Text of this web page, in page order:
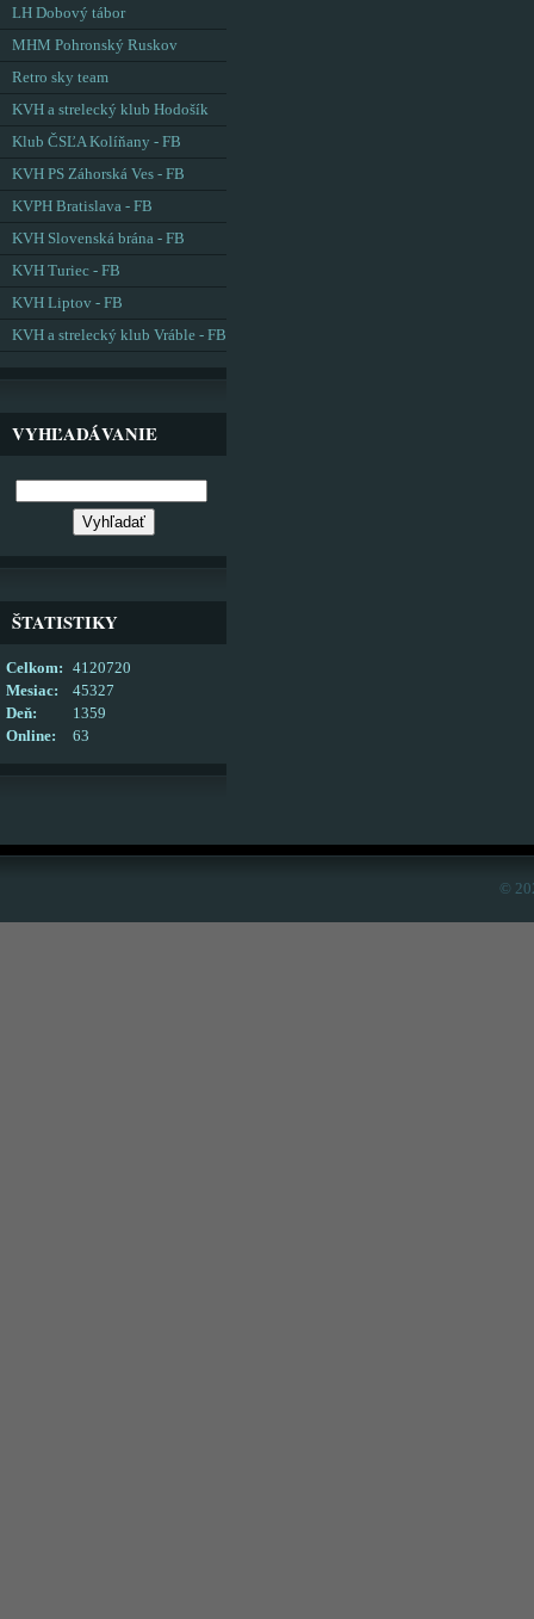
LH Dobový tábor
MHM Pohronský Ruskov
Retro sky team
KVH a strelecký klub Hodošík
Klub ČSĽA Kolíňany - FB
KVH PS Záhorská Ves - FB
KVPH Bratislava - FB
KVH Slovenská brána - FB
KVH Turiec - FB
KVH Liptov - FB
KVH a strelecký klub Vráble - FB
VYHĽADÁVANIE
ŠTATISTIKY
Online: 63
Celkom:
4120720
Mesiac:
45327
Deň:
1359
©